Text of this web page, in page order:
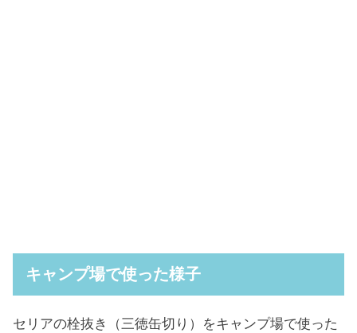
キャンプ場で使った様子
セリアの栓抜き（三徳缶切り）をキャンプ場で使った